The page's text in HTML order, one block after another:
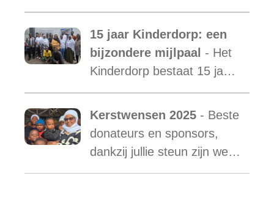
van Mama Ester. We
starten de zoektocht naar
een nieuwe mama met een
warm hart voor onze
15 jaar Kinderdorp: een
bijzondere mijlpaal - Het
Kinderdorp bestaat 15 jaar
en groeide uit tot een plek
waar honderden kinderen
een stabiele toekomst
vonden.
Kerstwensen 2025 - Beste
donateurs en sponsors,
dankzij jullie steun zijn we
ook in het afgelopen jaar